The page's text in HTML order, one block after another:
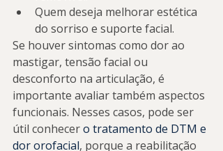
Quem deseja melhorar estética
do sorriso e suporte facial.
Se houver sintomas como dor ao
mastigar, tensão facial ou
desconforto na articulação, é
importante avaliar também aspectos
funcionais. Nesses casos, pode ser
útil conhecer o tratamento de DTM e
dor orofacial, porque a reabilitação